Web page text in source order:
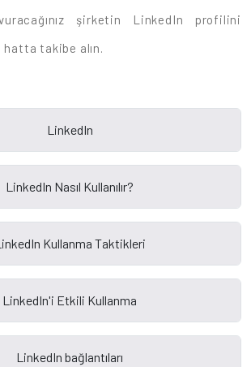
şirketin LinkedIn profilini
takibe alın.